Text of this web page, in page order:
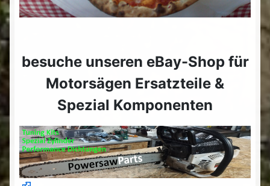
besuche unseren eBay-Shop für
Motorsägen Ersatzteile &
Spezial Komponenten